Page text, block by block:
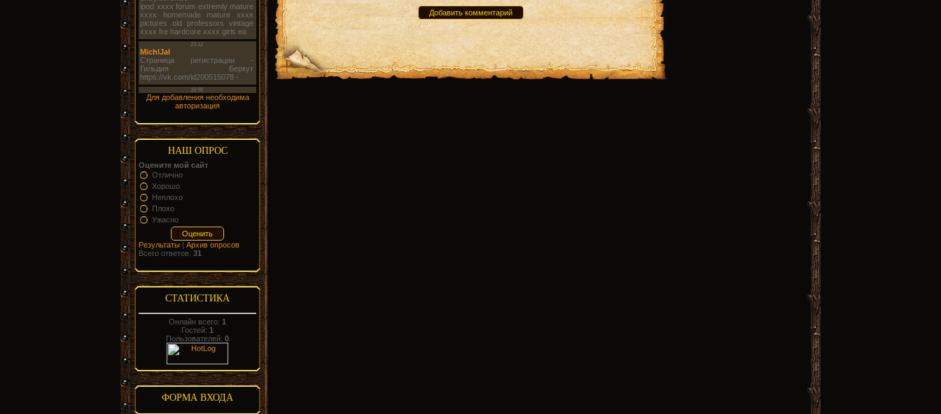
Для добавления необходима
авторизация
НАШ ОПРОС
Оцените мой сайт
Отлично
Хорошо
Неплохо
Плохо
Ужасно
Результаты | Архив опросов
Всего ответов: 31
СТАТИСТИКА
Онлайн всего: 1
Гостей: 1
Пользователей: 0
ФОРМА ВХОДА